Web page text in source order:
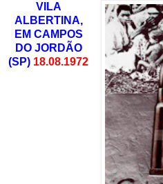
VILA
ALBERTINA,
EM CAMPOS
DO JORDÃO
(SP) 18.08.1972